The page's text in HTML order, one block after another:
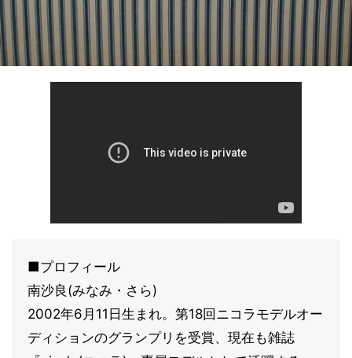
■プロフィール
南沙良(みなみ・さら)
2002年6月11日生まれ。第18回ニコラモデルオー
ディションのグランプリを受賞、現在も雑誌